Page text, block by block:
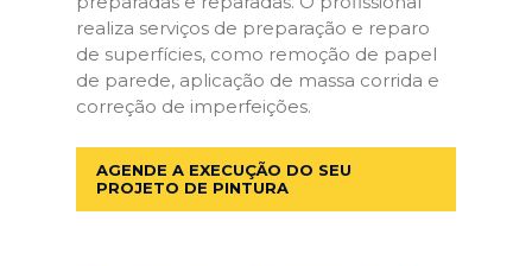
realiza serviços de preparação e reparo
de superfícies, como remoção de papel
de parede, aplicação de massa corrida e
correção de imperfeições.
AGENDE A EXECUÇÃO DO SEU
PROJETO DE PINTURA